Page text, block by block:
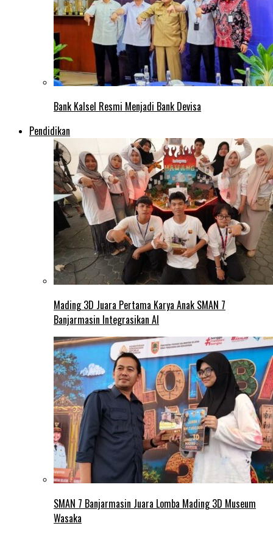
Bank Kalsel Resmi Menjadi Bank Devisa
Pendidikan
Mading 3D Juara Pertama Karya Anak SMAN 7
Banjarmasin Integrasikan AI
SMAN 7 Banjarmasin Juara Lomba Mading 3D Museum
Wasaka